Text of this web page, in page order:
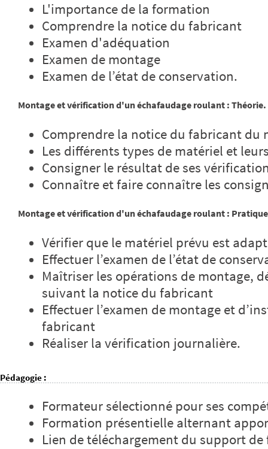
L'importance de la formation
Comprendre la notice du fabricant
Examen d'adéquation
Examen de montage
Examen de l’état de conservation.
Montage et vérification d'un échafaudage roulant : Théorie.
Comprendre la notice du fabricant du
Les différents types de matériel et
Consigner le résultat de ses
Connaître et faire connaître les
Montage et vérification d'un échafaudage roulant :
Vérifier que le matériel prévu est
Effectuer l’examen de l’état de
Maîtriser les opérations de montage,
suivant la notice du fabricant
Effectuer l’examen de montage et
fabricant
Réaliser la vérification journalière.
Pédagogie :
Formateur sélectionné pour ses
Formation présentielle alternant
Lien de téléchargement du support